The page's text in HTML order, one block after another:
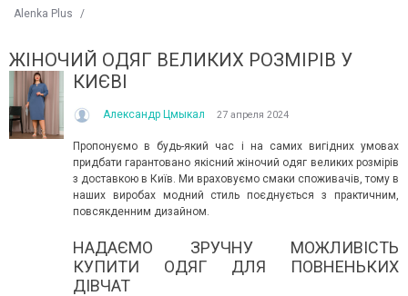
Alenka Plus /
ЯКЕ ПОСТІЙНО ДИВУЄ: ЯК ОДЯГАТИСЯ,
ЗРАНКУ СПЕКА, А ВВЕЧЕРІ ВЖЕ ХОЧЕТЬСЯ
літа погода ніби вирішила перевірити всіх на
до сюрпризів. Зранку світить сонце і
після обіду приходить сильний...
КУПАЛЬНИК ІЗ НАКИДКОЮ
впевнено та комфортно.
жінок звертають увагу не
ЖІНОЧИЙ ОДЯГ ВЕЛИКИХ РОЗМІРІВ У
КИЄВІ
Александр Цмыкал 27 апреля 2024
Пропонуємо в будь-який час і на самих вигідних умовах
придбати гарантовано якісний жіночий одяг великих розмірів
з доставкою в Київ. Ми враховуємо смаки споживачів, тому в
наших виробах модний стиль поєднується з практичним,
повсякденним дизайном.
НАДАЄМО ЗРУЧНУ МОЖЛИВІСТЬ
КУПИТИ ОДЯГ ДЛЯ ПОВНЕНЬКИХ
ДІВЧАТ